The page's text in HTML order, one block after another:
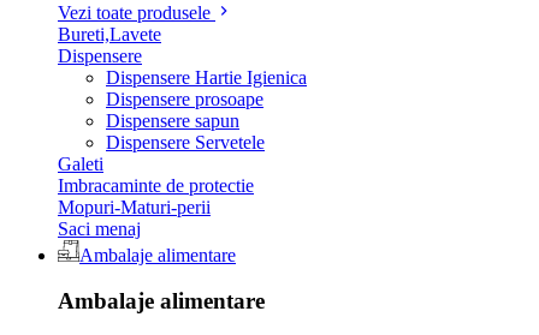
Vezi toate produsele
Bureti,Lavete
Dispensere
Dispensere Hartie Igienica
Dispensere prosoape
Dispensere sapun
Dispensere Servetele
Galeti
Imbracaminte de protectie
Mopuri-Maturi-perii
Saci menaj
Ambalaje alimentare
Ambalaje alimentare